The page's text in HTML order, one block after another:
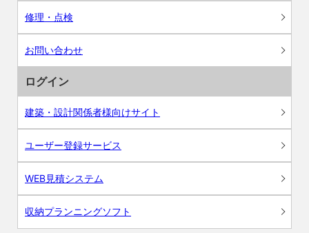
修理・点検
お問い合わせ
ログイン
建築・設計関係者様向けサイト
ユーザー登録サービス
WEB見積システム
収納プランニングソフト